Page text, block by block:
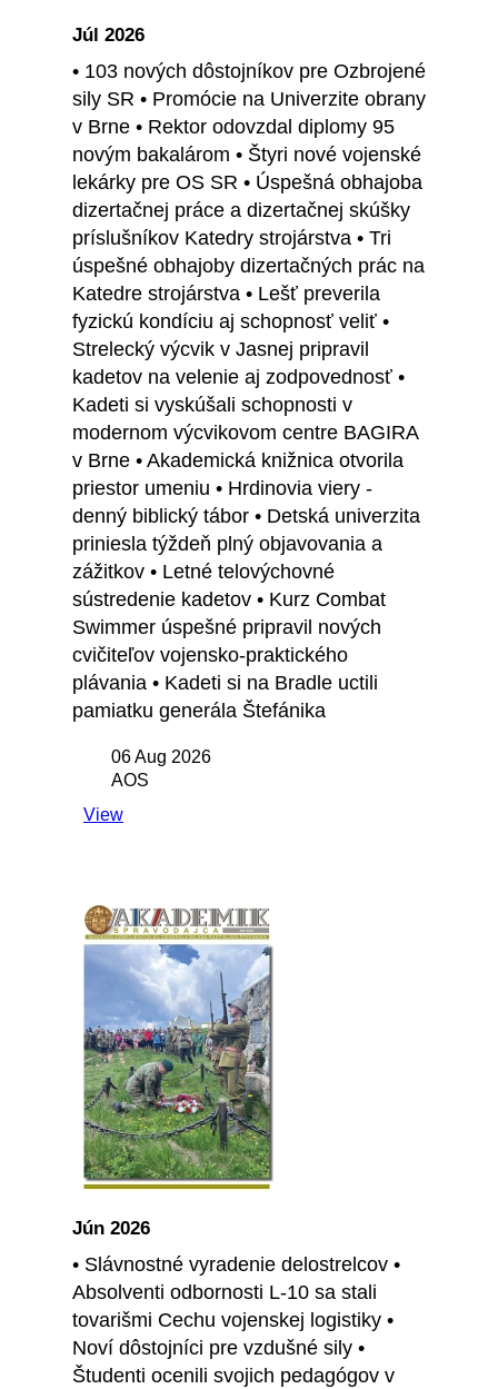
Júl 2026
• 103 nových dôstojníkov pre Ozbrojené
sily SR • Promócie na Univerzite obrany
v Brne • Rektor odovzdal diplomy 95
novým bakalárom • Štyri nové vojenské
lekárky pre OS SR • Úspešná obhajoba
dizertačnej práce a dizertačnej skúšky
príslušníkov Katedry strojárstva • Tri
úspešné obhajoby dizertačných prác na
Katedre strojárstva • Lešť preverila
fyzickú kondíciu aj schopnosť veliť •
Strelecký výcvik v Jasnej pripravil
kadetov na velenie aj zodpovednosť •
Kadeti si vyskúšali schopnosti v
modernom výcvikovom centre BAGIRA
v Brne • Akademická knižnica otvorila
priestor umeniu • Hrdinovia viery -
denný biblický tábor • Detská univerzita
priniesla týždeň plný objavovania a
zážitkov • Letné telovýchovné
sústredenie kadetov • Kurz Combat
Swimmer úspešné pripravil nových
cvičiteľov vojensko-praktického
plávania • Kadeti si na Bradle uctili
pamiatku generála Štefánika
06 Aug 2026
AOS
View
Jún 2026
• Slávnostné vyradenie delostrelcov •
Absolventi odbornosti L-10 sa stali
tovarišmi Cechu vojenskej logistiky •
Noví dôstojníci pre vzdušné sily •
Študenti ocenili svojich pedagógov v